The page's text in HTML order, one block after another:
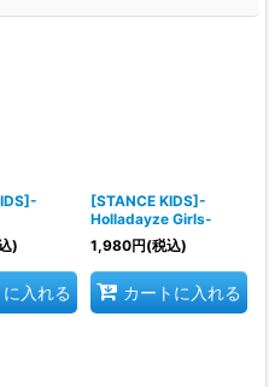
)
入れる
[STANCE KIDS]-
Holladayze Girls-
1,980円(税込)
カートに入れる